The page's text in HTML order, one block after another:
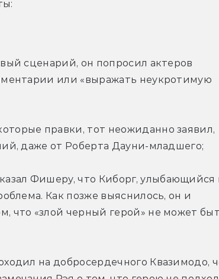
сценарий, он попросил актеров
или «выражать неукротимую
правки, тот неожиданно заявил,
даже от Роберта Дауни-младшего;
Фишеру, что Киборг, улыбающийся
Как позже выяснилось, он и
что «злой черный герой» не может
на добросердечного Квазимодо,